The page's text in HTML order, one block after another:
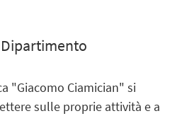
"Giacomo Ciamician" si
sulle proprie attività e a